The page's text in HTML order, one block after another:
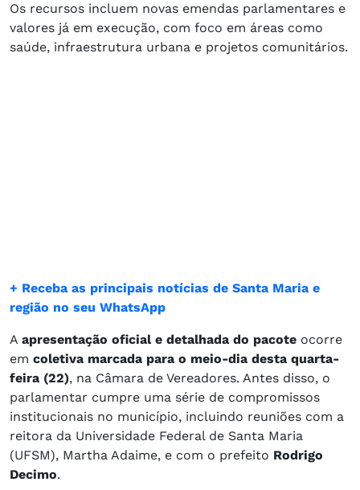
Os recursos incluem novas emendas parlamentares e
valores já em execução, com foco em áreas como
saúde, infraestrutura urbana e projetos comunitários.
+ Receba as principais notícias de Santa Maria e
região no seu WhatsApp
A apresentação oficial e detalhada do pacote ocorre
em coletiva marcada para o meio-dia desta quarta-
feira (22), na Câmara de Vereadores. Antes disso, o
parlamentar cumpre uma série de compromissos
institucionais no município, incluindo reuniões com a
reitora da Universidade Federal de Santa Maria
(UFSM), Martha Adaime, e com o prefeito Rodrigo
Decimo.